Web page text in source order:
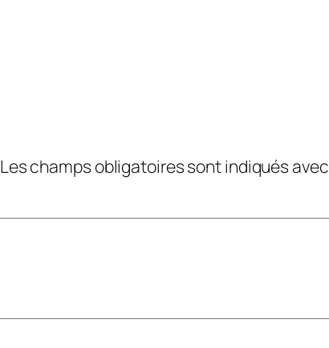
Les champs obligatoires sont indiqués avec